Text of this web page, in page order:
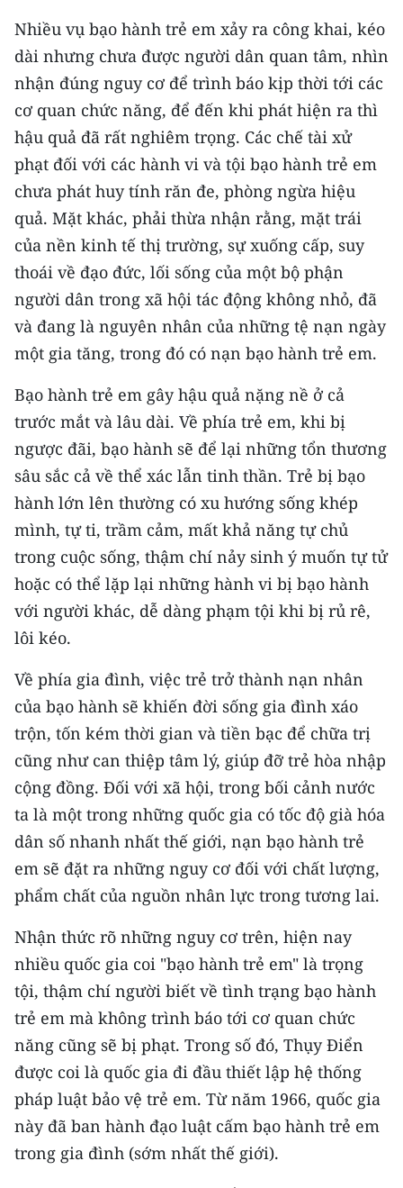
CÁC CHUYÊN TRANG
VỀ BÁO NHÂN DÂN
THỜI NAY
NHÂN DÂN CUỐI TUẦN
NHÂN DÂN HẰNG THÁNG
MUA BÁO
ĐỌC BÁO IN
ENGLISH
FRANÇAIS
РУССКИЙ
ESPAÑOL
한국어
Nhiều vụ bạo hành trẻ em xảy ra công khai, kéo
dài nhưng chưa được người dân quan tâm, nhìn
nhận đúng nguy cơ để trình báo kịp thời tới các
cơ quan chức năng, để đến khi phát hiện ra thì
hậu quả đã rất nghiêm trọng. Các chế tài xử
phạt đối với các hành vi và tội bạo hành trẻ em
chưa phát huy tính răn đe, phòng ngừa hiệu
quả. Mặt khác, phải thừa nhận rằng, mặt trái
của nền kinh tế thị trường, sự xuống cấp, suy
thoái về đạo đức, lối sống của một bộ phận
người dân trong xã hội tác động không nhỏ, đã
và đang là nguyên nhân của những tệ nạn ngày
một gia tăng, trong đó có nạn bạo hành trẻ em.
Bạo hành trẻ em gây hậu quả nặng nề ở cả
trước mắt và lâu dài. Về phía trẻ em, khi bị
ngược đãi, bạo hành sẽ để lại những tổn thương
sâu sắc cả về thể xác lẫn tinh thần. Trẻ bị bạo
hành lớn lên thường có xu hướng sống khép
mình, tự ti, trầm cảm, mất khả năng tự chủ
trong cuộc sống, thậm chí nảy sinh ý muốn tự tử
hoặc có thể lặp lại những hành vi bị bạo hành
với người khác, dễ dàng phạm tội khi bị rủ rê,
lôi kéo.
Về phía gia đình, việc trẻ trở thành nạn nhân
của bạo hành sẽ khiến đời sống gia đình xáo
trộn, tốn kém thời gian và tiền bạc để chữa trị
cũng như can thiệp tâm lý, giúp đỡ trẻ hòa nhập
cộng đồng. Ðối với xã hội, trong bối cảnh nước
ta là một trong những quốc gia có tốc độ già hóa
dân số nhanh nhất thế giới, nạn bạo hành trẻ
em sẽ đặt ra những nguy cơ đối với chất lượng,
phẩm chất của nguồn nhân lực trong tương lai.
Nhận thức rõ những nguy cơ trên, hiện nay
nhiều quốc gia coi "bạo hành trẻ em" là trọng
tội, thậm chí người biết về tình trạng bạo hành
trẻ em mà không trình báo tới cơ quan chức
năng cũng sẽ bị phạt. Trong số đó, Thụy Ðiển
được coi là quốc gia đi đầu thiết lập hệ thống
pháp luật bảo vệ trẻ em. Từ năm 1966, quốc gia
này đã ban hành đạo luật cấm bạo hành trẻ em
trong gia đình (sớm nhất thế giới).